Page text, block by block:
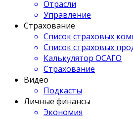
Отрасли
Управление
Страхование
Список страховых
Список страховых
Калькулятор ОСАГО
Страхование
Видео
Подкасты
Личные финансы
Экономия